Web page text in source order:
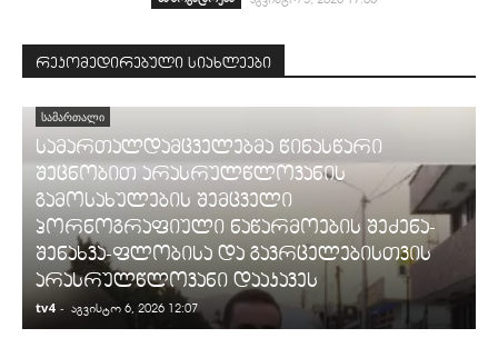
რეკომედირებული სიახლეები
ᲡᲐᲛᲐᲠᲗᲐᲚᲘ
სამართალდამცველებმა წინასწარი
შეცნობით არასრულწლოვანის
გამოსახულების შემცველი
პორნოგრაფიული ნაწარმოების შეძენა-
შენახვა-ფლობისა და გავრცელებისთვის
არასრულწლოვანი დააკავეს
tv4 - აგვისტო 6, 2026 12:07